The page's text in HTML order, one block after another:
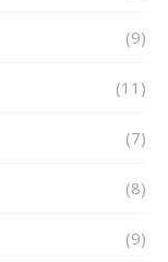
(9)
(11)
(7)
(8)
(9)